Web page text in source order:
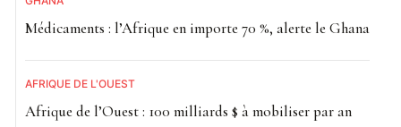
Médicaments : l’Afrique en importe 70 %, alerte le Ghana
AFRIQUE DE L'OUEST
Afrique de l’Ouest : 100 milliards $ à mobiliser par an